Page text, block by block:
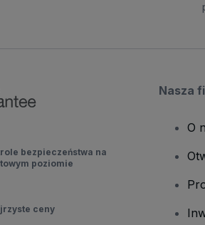
bezpieczeństwa na
poziomie
ceny
Nasza
O